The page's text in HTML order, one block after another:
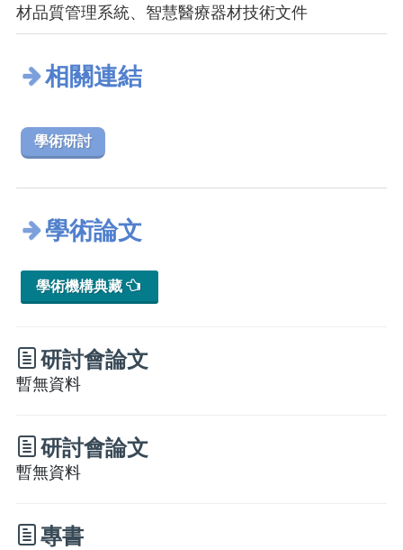
材品質管理系統、智慧醫療器材技術文件
相關連結
學術研討
學術論文
學術機構典藏
研討會論文
暫無資料
研討會論文
暫無資料
專書